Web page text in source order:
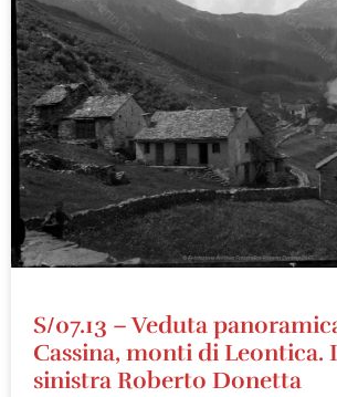
S/07.13 – Veduta
Cassina, monti di Leontica.
sinistra Roberto Donetta